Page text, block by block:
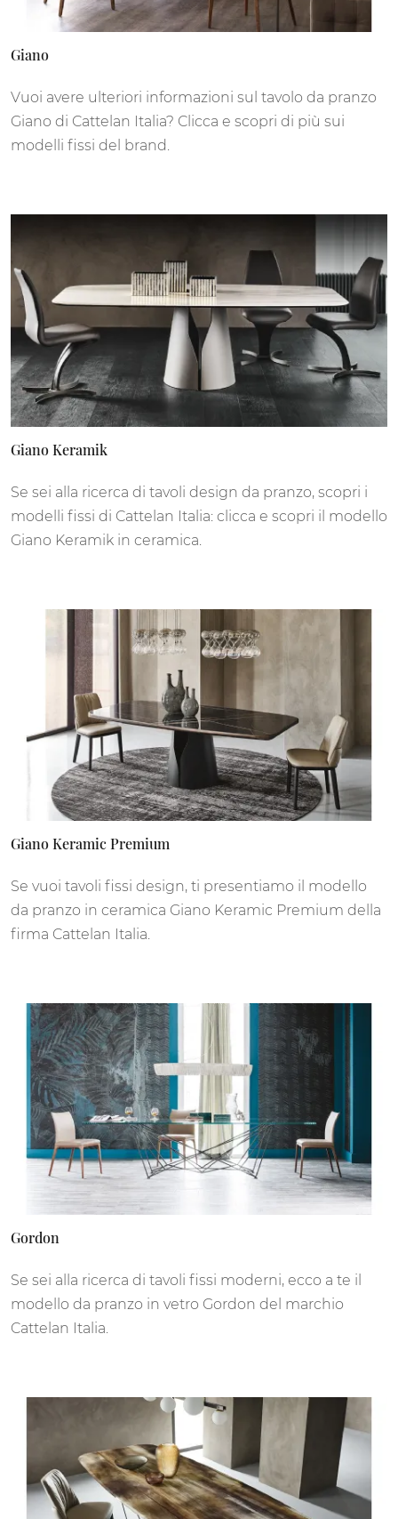
Giano
Vuoi avere ulteriori informazioni sul tavolo da pranzo
Giano di Cattelan Italia? Clicca e scopri di più sui
modelli fissi del brand.
Giano Keramik
Se sei alla ricerca di tavoli design da pranzo, scopri i
modelli fissi di Cattelan Italia: clicca e scopri il modello
Giano Keramik in ceramica.
Giano Keramic Premium
Se vuoi tavoli fissi design, ti presentiamo il modello
da pranzo in ceramica Giano Keramic Premium della
firma Cattelan Italia.
Gordon
Se sei alla ricerca di tavoli fissi moderni, ecco a te il
modello da pranzo in vetro Gordon del marchio
Cattelan Italia.